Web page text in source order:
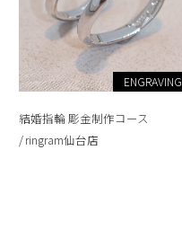
ENGRAVING
結婚指輪 彫金制作コース
ringram仙台店